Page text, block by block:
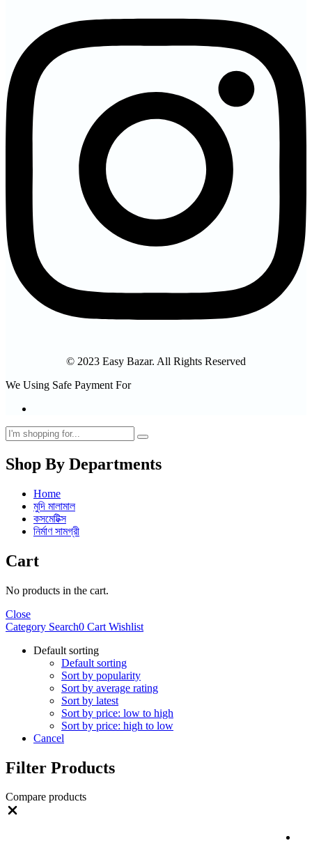
© 2023 Easy Bazar. All Rights Reserved
We Using Safe Payment For
Shop By Departments
Home
মুদি মালামাল
কসমেটিক্স
নির্মাণ সামগ্রী
Cart
No products in the cart.
Close
Category Search0 Cart Wishlist
Default sorting
Default sorting
Sort by popularity
Sort by average rating
Sort by latest
Sort by price: low to high
Sort by price: high to low
Cancel
Filter Products
Compare products